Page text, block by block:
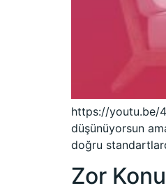
https://youtu.be/
düşünüyorsun
doğru
Zor